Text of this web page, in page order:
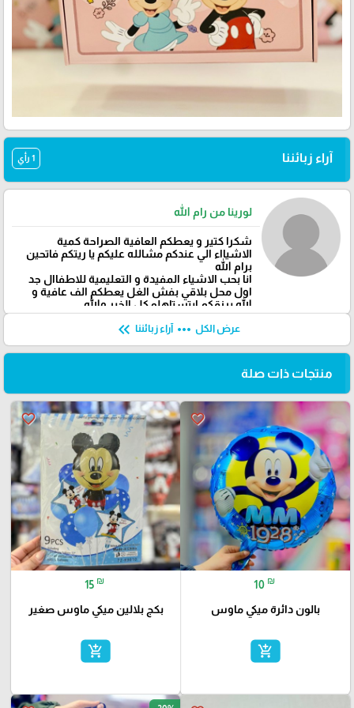
آراء زبائننا 1 رأي
لورينا من رام الله
شكرا كتير و يعطكم العافية الصراحة كمية
الاشيااء الي عندكم مشالله عليكم يا ريتكم فاتحين
برام الله
انا بحب الاشياء المفيدة و التعليمية للاطفاال جد
اول محل بلاقي بفش الغل يعطكم الف عافية و
الله يرزقكم ابتستاهلو كل الخير والله
عرض الكل more_horiz آراء زبائننا keyboard_double_arrow_left
منتجات ذات صلة
favorite_border
10 ₪
بالون دائرة ميكي ماوس
add_shopping_cart
favorite_border
15 ₪
بكج بلالين ميكي ماوس صغير
add_shopping_cart